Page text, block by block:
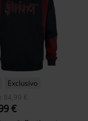
Exclusivo
84,99 €
€